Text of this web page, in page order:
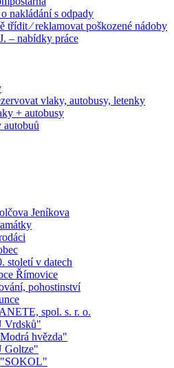
nakládání s odpady
třídit ⁄ reklamovat poškozené nádoby
– nabídky práce
vlaky, autobusy, letenky
+ autobusy
autobuů
Jeníkova
století v datech
Římovice
pohostinství
spol. s. r. o.
Vrdsků"
hvězda"
Goltze"